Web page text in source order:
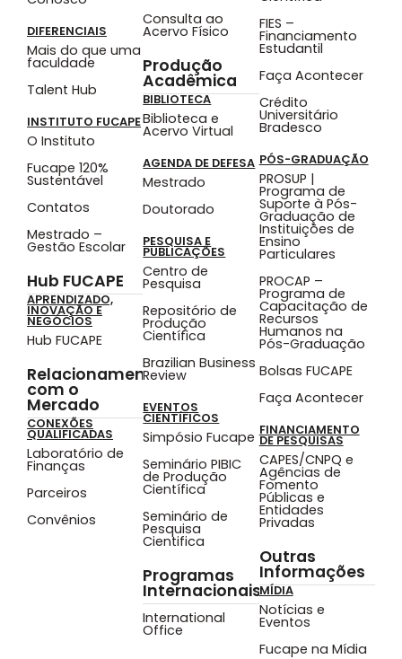
DIFERENCIAIS
Mais do que uma
faculdade
Talent Hub
INSTITUTO FUCAPE
O Instituto
Fucape 120%
Sustentável
Contatos
Mestrado –
Gestão Escolar
Hub FUCAPE
APRENDIZADO,
INOVAÇÃO E
NEGÓCIOS
Hub FUCAPE
Relacionamento
com o
Mercado
CONEXÕES
QUALIFICADAS
Laboratório de
Finanças
Parceiros
Convênios
Consulta ao
Acervo Físico
Produção
Acadêmica
BIBLIOTECA
Biblioteca e
Acervo Virtual
AGENDA DE DEFESA
Mestrado
Doutorado
PESQUISA E
PUBLICAÇÕES
Centro de
Pesquisa
Repositório de
Produção
Científica
Brazilian Business
Review
EVENTOS
CIENTÍFICOS
Simpósio Fucape
Seminário PIBIC
de Produção
Científica
Seminário de
Pesquisa
Cientifica
Programas
Internacionais
International
Office
FIES –
Financiamento
Estudantil
Faça Acontecer
Crédito
Universitário
Bradesco
PÓS-GRADUAÇÃO
PROSUP |
Programa de
Suporte à Pós-
Graduação de
Instituições de
Ensino
Particulares
PROCAP –
Programa de
Capacitação de
Recursos
Humanos na
Pós-Graduação
Bolsas FUCAPE
Faça Acontecer
FINANCIAMENTO
DE PESQUISAS
CAPES/CNPQ e
Agências de
Fomento
Públicas e
Entidades
Privadas
Outras
Informações
MÍDIA
Notícias e
Eventos
Fucape na Mídia